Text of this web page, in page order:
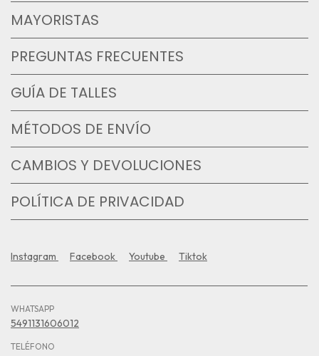
MAYORISTAS
PREGUNTAS FRECUENTES
GUÍA DE TALLES
MÉTODOS DE ENVÍO
CAMBIOS Y DEVOLUCIONES
POLÍTICA DE PRIVACIDAD
Instagram Facebook Youtube Tiktok
WHATSAPP
5491131606012
TELÉFONO